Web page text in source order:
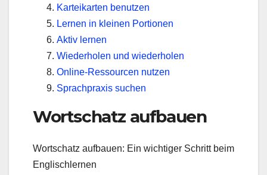
Karteikarten benutzen
Lernen in kleinen Portionen
Aktiv lernen
Wiederholen und wiederholen
Online-Ressourcen nutzen
Sprachpraxis suchen
Wortschatz aufbauen
Wortschatz aufbauen: Ein wichtiger Schritt beim
Englischlernen